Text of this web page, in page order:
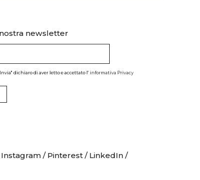
newsletter
dichiaro di aver letto e accettato l'informativa Privacy
Instagram / Pinterest / LinkedIn /